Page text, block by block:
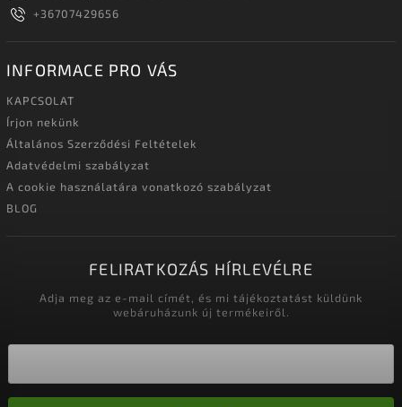
+36707429656
INFORMACE PRO VÁS
KAPCSOLAT
Írjon nekünk
Általános Szerződési Feltételek
Adatvédelmi szabályzat
A cookie használatára vonatkozó szabályzat
BLOG
FELIRATKOZÁS HÍRLEVÉLRE
Adja meg az e-mail címét, és mi tájékoztatást küldünk
webáruházunk új termékeiről.